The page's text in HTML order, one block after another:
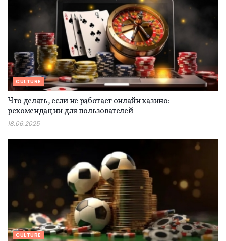
CULTURE
Что делать, если не работает онлайн казино:
рекомендации для пользователей
18.06.2025
CULTURE